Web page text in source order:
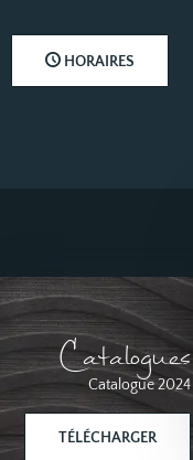
HORAIRES
Catalogues
Catalogue 2024
TÉLÉCHARGER